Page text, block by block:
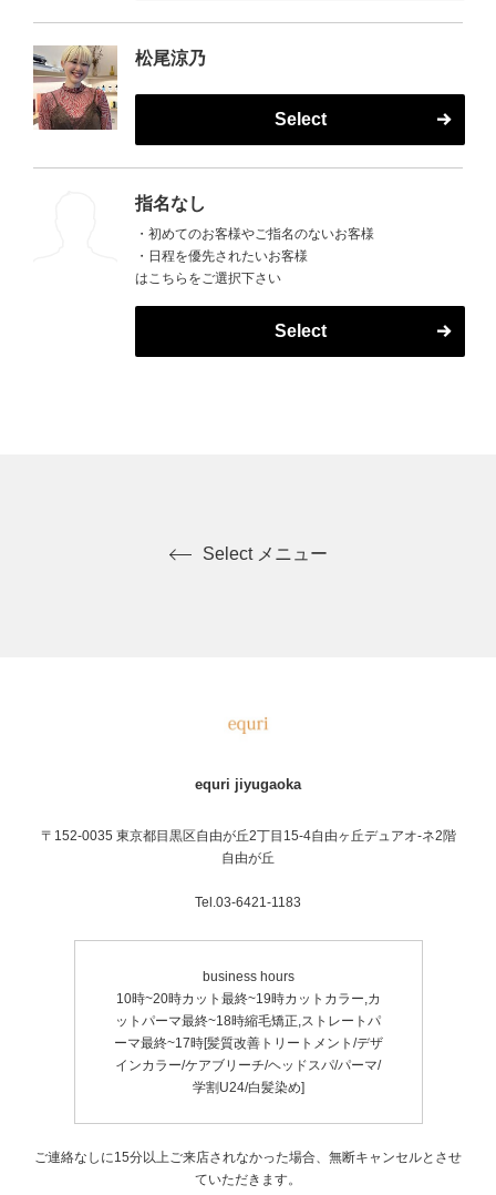
松尾涼乃
Select
指名なし
・初めてのお客様やご指名のないお客様
・日程を優先されたいお客様
はこちらをご選択下さい
Select
Select メニュー
equri jiyugaoka
〒152-0035 東京都目黒区自由が丘2丁目15-4自由ヶ丘デュアオ-ネ2階
自由が丘
Tel.03-6421-1183
business hours
10時~20時カット最終~19時カットカラー,カ
ットパーマ最終~18時縮毛矯正,ストレートパ
ーマ最終~17時[髪質改善トリートメント/デザ
インカラー/ケアブリーチ/ヘッドスパ/パーマ/
学割U24/白髪染め]
ご連絡なしに15分以上ご来店されなかった場合、無断キャンセルとさせ
ていただきます。